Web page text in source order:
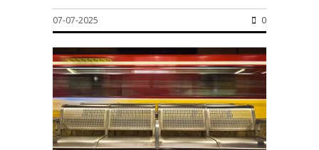
07-07-2025 0